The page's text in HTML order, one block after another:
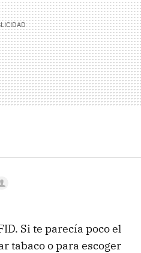
Si te parecía poco el
tabaco o para escoger